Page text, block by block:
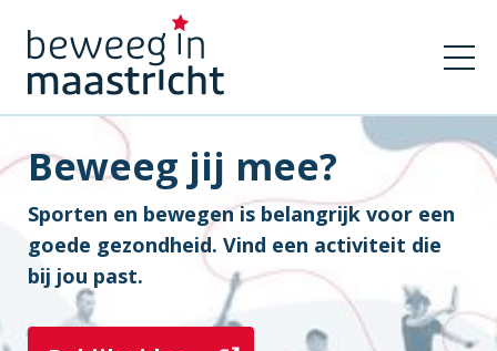
Beweeg jij mee?
Sporten en bewegen is belangrijk voor een
goede gezondheid. Vind een activiteit die
bij jou past.